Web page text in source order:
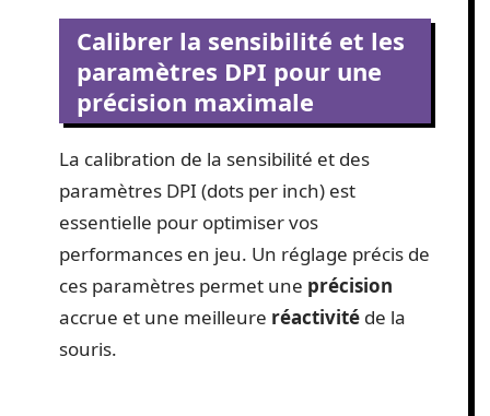
Calibrer la sensibilité et les
paramètres DPI pour une
précision maximale
La calibration de la sensibilité et des
paramètres DPI (dots per inch) est
essentielle pour optimiser vos
performances en jeu. Un réglage précis de
ces paramètres permet une précision
accrue et une meilleure réactivité de la
souris.